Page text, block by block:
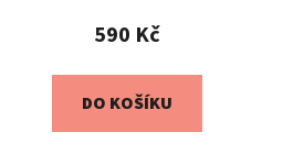
590 Kč
DO KOŠÍKU